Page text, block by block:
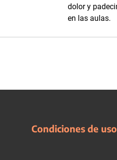
dolor y
en las aulas.
Condiciones de uso